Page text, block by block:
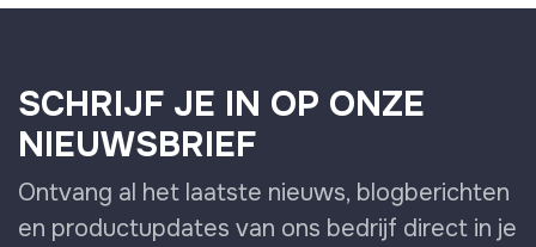
SCHRIJF JE IN OP ONZE
NIEUWSBRIEF
Ontvang al het laatste nieuws, blogberichten
en productupdates van ons bedrijf direct in je